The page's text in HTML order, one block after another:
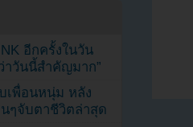
อีกครั้งในวัน
าวันนี้สำคัญมาก”
เพื่อนหนุ่ม หลัง
ๆจับตาชีวิตล่าสุด